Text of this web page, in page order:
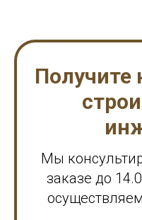
Получите
Мы
заказе до